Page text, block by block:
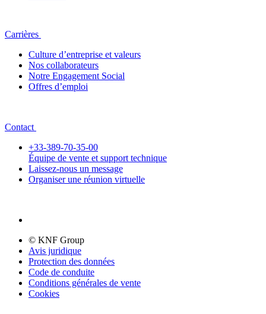
Carrières
Culture d’entreprise et valeurs
Nos collaborateurs
Notre Engagement Social
Offres d’emploi
Contact
+33-389-70-35-00
Équipe de vente et support technique
Laissez-nous un message
Organiser une réunion virtuelle
© KNF Group
Avis juridique
Protection des données
Code de conduite
Conditions générales de vente
Cookies